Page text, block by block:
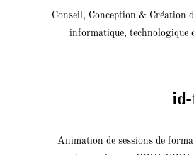
Conseil, Conception & Création
informatique, technologique
Animation de sessions de